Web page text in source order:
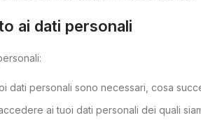
ai dati personali
dati personali sono necessari, cosa
ai tuoi dati personali dei quali